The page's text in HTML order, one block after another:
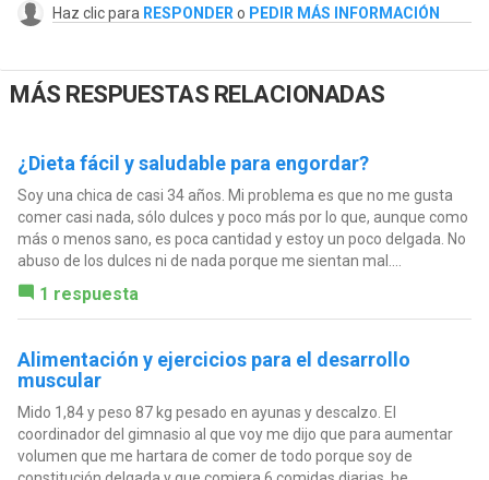
Haz clic para RESPONDER o PEDIR MÁS INFORMACIÓN
MÁS RESPUESTAS RELACIONADAS
¿Dieta fácil y saludable para engordar?
Soy una chica de casi 34 años. Mi problema es que no me gusta
comer casi nada, sólo dulces y poco más por lo que, aunque como
más o menos sano, es poca cantidad y estoy un poco delgada. No
abuso de los dulces ni de nada porque me sientan mal....
1 respuesta
Alimentación y ejercicios para el desarrollo
muscular
Mido 1,84 y peso 87 kg pesado en ayunas y descalzo. El
coordinador del gimnasio al que voy me dijo que para aumentar
volumen que me hartara de comer de todo porque soy de